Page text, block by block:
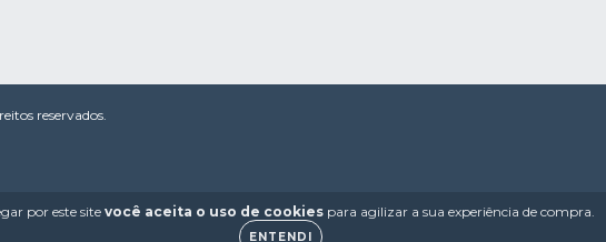
por este site você aceita o uso de cookiespara agilizar a sua experiência de compra.
ENTENDI
reservados.